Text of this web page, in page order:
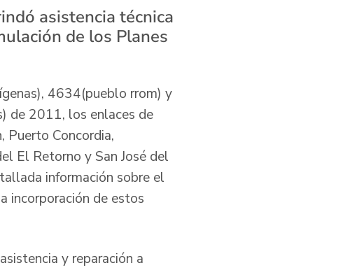
asistencia técnica
de los Planes
4634(pueblo rrom) y
de 2011, los enlaces de
Puerto Concordia,
El Retorno y San José del
información sobre el
incorporación de estos
y reparación a